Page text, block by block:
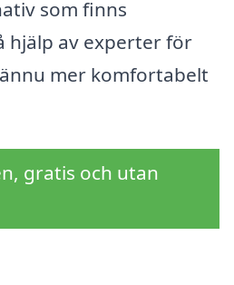
som finns
hjälp av experter för
mer komfortabelt
gratis och utan